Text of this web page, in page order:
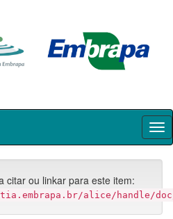
citar ou linkar para este item:
alice/handle/doc/